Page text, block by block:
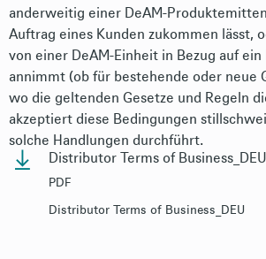
anderweitig einer DeAM-
Auftrag eines Kunden zukommen lässt,
von einer DeAM-Einheit in Bezug auf
annimmt (ob für bestehende oder neue
wo die geltenden Gesetze und Regeln
akzeptiert diese Bedingungen
solche Handlungen durchführt.
Distributor Terms of Business_DEU
PDF
Distributor Terms of Business_DEU